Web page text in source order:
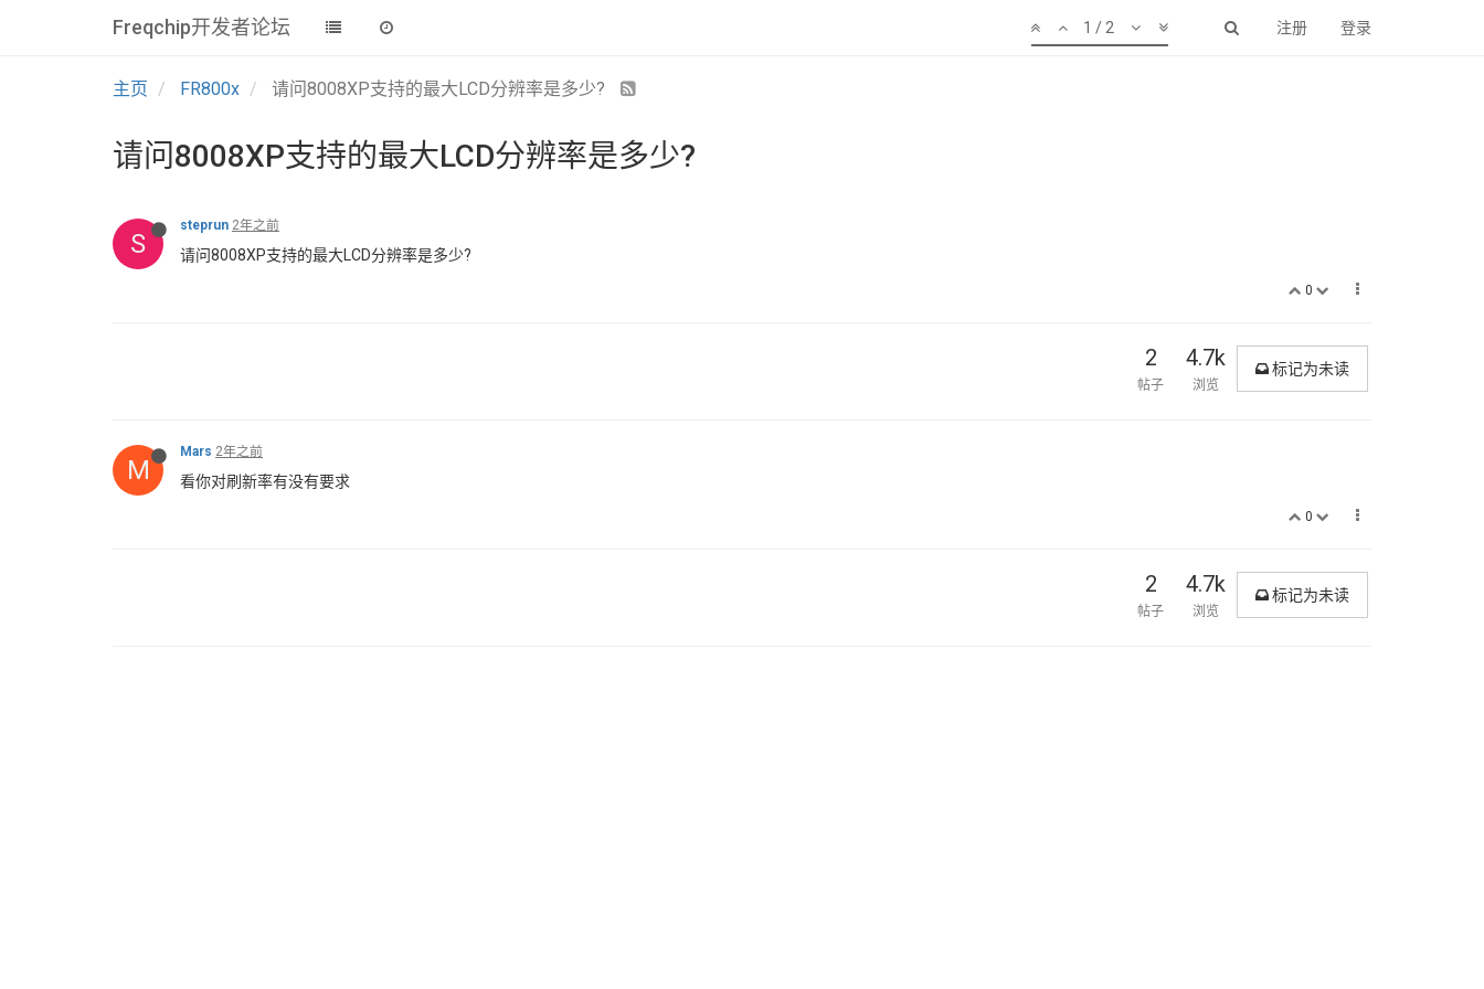
Freqchip开发者论坛 注册 登录
1 / 2
主页 FR800x 请问8008XP支持的最大LCD分辨率是多少?
请问8008XP支持的最大LCD分辨率是多少?
S
steprun 2年之前
请问8008XP支持的最大LCD分辨率是多少?
0
2
帖子
4.7k
浏览
标记为未读
M
Mars 2年之前
看你对刷新率有没有要求
0
2
帖子
4.7k
浏览
标记为未读